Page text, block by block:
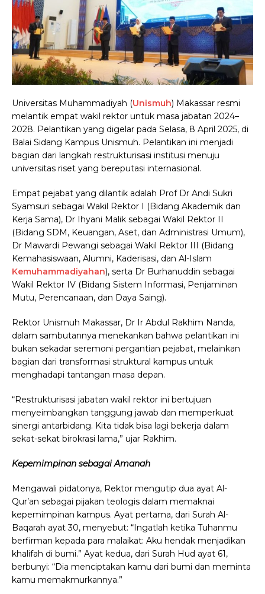
Universitas Muhammadiyah (Unismuh) Makassar resmi
melantik empat wakil rektor untuk masa jabatan 2024–
2028. Pelantikan yang digelar pada Selasa, 8 April 2025, di
Balai Sidang Kampus Unismuh. Pelantikan ini menjadi
bagian dari langkah restrukturisasi institusi menuju
universitas riset yang bereputasi internasional.
Empat pejabat yang dilantik adalah Prof Dr Andi Sukri
Syamsuri sebagai Wakil Rektor I (Bidang Akademik dan
Kerja Sama), Dr Ihyani Malik sebagai Wakil Rektor II
(Bidang SDM, Keuangan, Aset, dan Administrasi Umum),
Dr Mawardi Pewangi sebagai Wakil Rektor III (Bidang
Kemahasiswaan, Alumni, Kaderisasi, dan Al-Islam
Kemuhammadiyahan), serta Dr Burhanuddin sebagai
Wakil Rektor IV (Bidang Sistem Informasi, Penjaminan
Mutu, Perencanaan, dan Daya Saing).
Rektor Unismuh Makassar, Dr Ir Abdul Rakhim Nanda,
dalam sambutannya menekankan bahwa pelantikan ini
bukan sekadar seremoni pergantian pejabat, melainkan
bagian dari transformasi struktural kampus untuk
menghadapi tantangan masa depan.
“Restrukturisasi jabatan wakil rektor ini bertujuan
menyeimbangkan tanggung jawab dan memperkuat
sinergi antarbidang. Kita tidak bisa lagi bekerja dalam
sekat-sekat birokrasi lama,” ujar Rakhim.
Kepemimpinan sebagai Amanah
Mengawali pidatonya, Rektor mengutip dua ayat Al-
Qur’an sebagai pijakan teologis dalam memaknai
kepemimpinan kampus. Ayat pertama, dari Surah Al-
Baqarah ayat 30, menyebut: “Ingatlah ketika Tuhanmu
berfirman kepada para malaikat: Aku hendak menjadikan
khalifah di bumi.” Ayat kedua, dari Surah Hud ayat 61,
berbunyi: “Dia menciptakan kamu dari bumi dan meminta
kamu memakmurkannya.”